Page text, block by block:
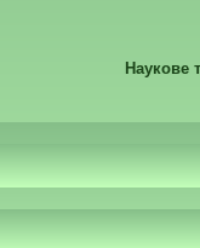
Наукове